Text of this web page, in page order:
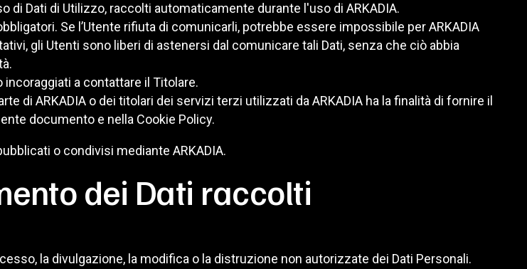
Dati di Utilizzo, raccolti automaticamente durante l'uso di ARKADIA.
Se l’Utente rifiuta di comunicarli, potrebbe essere impossibile per ARKADIA
gli Utenti sono liberi di astenersi dal comunicare tali Dati, senza che ciò abbia
a contattare il Titolare.
di ARKADIA o dei titolari dei servizi terzi utilizzati da ARKADIA ha la finalità di fornire il
documento e nella Cookie Policy.
o condivisi mediante ARKADIA.
dei Dati raccolti
la divulgazione, la modifica o la distruzione non autorizzate dei Dati Personali.